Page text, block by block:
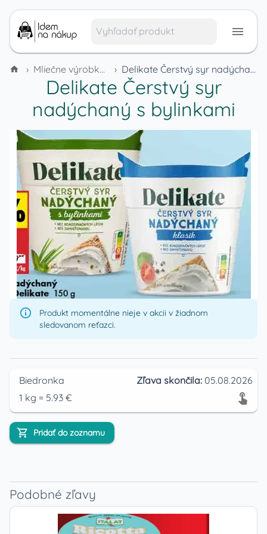
› Mliečne výrobky a vajcia › Delikate Čerstvý syr nadýchaný s bylinkami
Delikate Čerstvý syr
nadýchaný s bylinkami
Produkt momentálne nieje v akcii v žiadnom
sledovanom reťazci.
Biedronka Zľava skončila: 05.08.2026
1 kg = 5.93 €
Pridať do zoznamu
Podobné zľavy